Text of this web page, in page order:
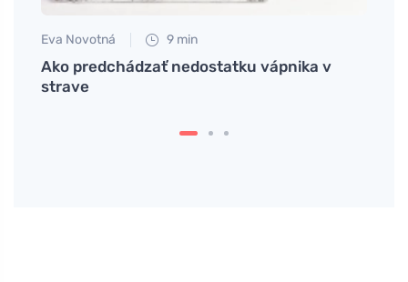
Eva Novotná 9 min
Ako predchádzať nedostatku vápnika v
strave